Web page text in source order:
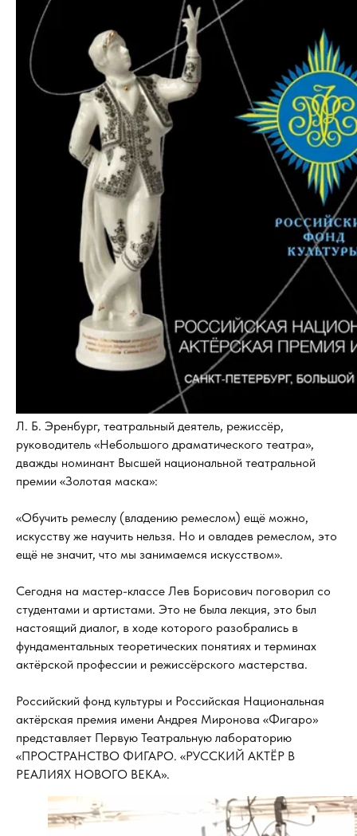
Л. Б. Эренбург, театральный деятель, режиссёр,
руководитель «Небольшого драматического театра»,
дважды номинант Высшей национальной театральной
премии «Золотая маска»:
«Обучить ремеслу (владению ремеслом) ещё можно,
искусству же научить нельзя. Но и овладев ремеслом, это
ещё не значит, что мы занимаемся искусством».
Сегодня на мастер-классе Лев Борисович поговорил со
студентами и артистами. Это не была лекция, это был
настоящий диалог, в ходе которого разобрались в
фундаментальных теоретических понятиях и терминах
актёрской профессии и режиссёрского мастерства.
Российский фонд культуры и Российская Национальная
актёрская премия имени Андрея Миронова «Фигаро»
представляет Первую Театральную лабораторию
«ПРОСТРАНСТВО ФИГАРО. «РУССКИЙ АКТЁР В
РЕАЛИЯХ НОВОГО ВЕКА».